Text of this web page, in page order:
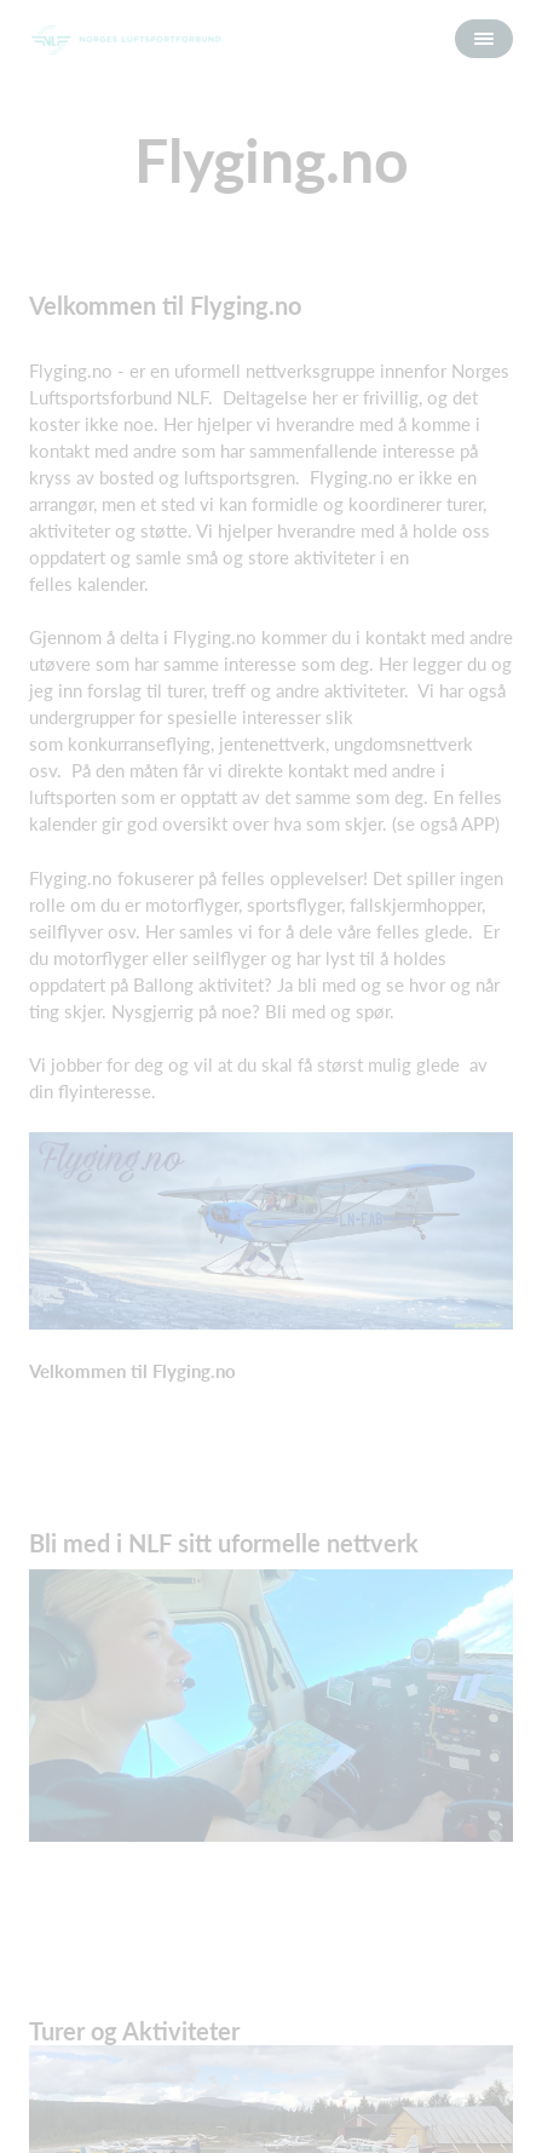
Flyging.no
Velkommen til Flyging.no
Flyging.no - er en uformell nettverksgruppe innenfor Norges
Luftsportsforbund NLF. Deltagelse her er frivillig, og det
koster ikke noe. Her hjelper vi hverandre med å komme i
kontakt med andre som har sammenfallende interesse på
kryss av bosted og luftsportsgren. Flyging.no er ikke en
arrangør, men et sted vi kan formidle og koordinerer turer,
aktiviteter og støtte. Vi hjelper hverandre med å holde oss
oppdatert og samle små og store aktiviteter i en
felles kalender.
Gjennom å delta i Flyging.no kommer du i kontakt med andre
utøvere som har samme interesse som deg. Her legger du og
jeg inn forslag til turer, treff og andre aktiviteter. Vi har også
undergrupper for spesielle interesser slik
som konkurranseflying, jentenettverk, ungdomsnettverk
osv. På den måten får vi direkte kontakt med andre i
luftsporten som er opptatt av det samme som deg. En felles
kalender gir god oversikt over hva som skjer. (se også APP)
Flyging.no fokuserer på felles opplevelser! Det spiller ingen
rolle om du er motorflyger, sportsflyger, fallskjermhopper,
seilflyver osv. Her samles vi for å dele våre felles glede. Er
du motorflyger eller seilflyger og har lyst til å holdes
oppdatert på Ballong aktivitet? Ja bli med og se hvor og når
ting skjer. Nysgjerrig på noe? Bli med og spør.
Vi jobber for deg og vil at du skal få størst mulig glede av
din flyinteresse.
Velkommen til Flyging.no
Bli med i NLF sitt uformelle nettverk
Turer og Aktiviteter